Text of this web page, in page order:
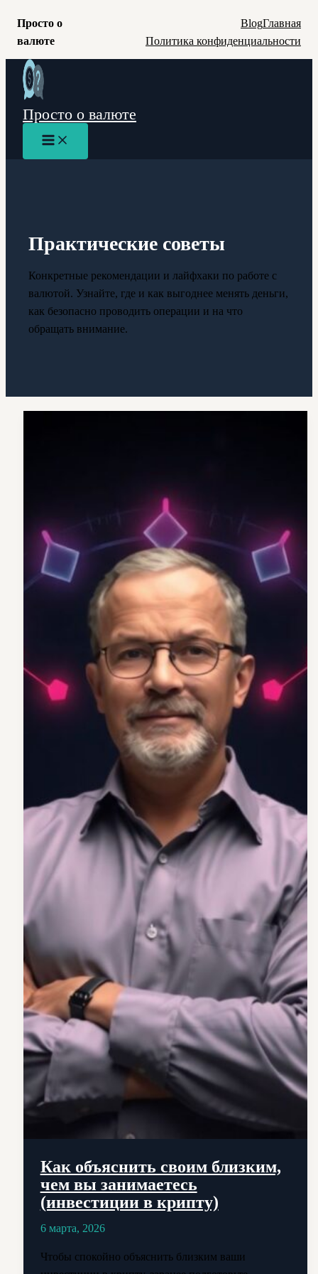
Просто о
валюте
BlogГлавная
Политика конфиденциальности
Перейти
содержимому
Просто о валюте
Main
Menu
Практические советы
Конкретные рекомендации и лайфхаки по работе с
валютой. Узнайте, где и как выгоднее менять деньги,
как безопасно проводить операции и на что
обращать внимание.
Как объяснить своим близким,
чем вы занимаетесь
(инвестиции в крипту)
6 марта, 2026
Чтобы спокойно объяснить близким ваши